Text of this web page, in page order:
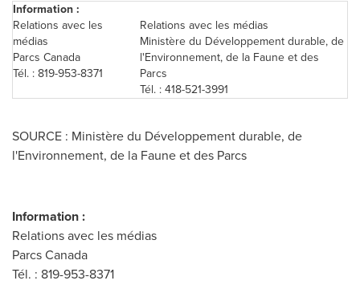
Information :
Relations avec les
médias
Parcs Canada
Tél. : 819-953-8371
Relations avec les médias
Ministère du Développement durable, de
l'Environnement, de la Faune et des
Parcs
Tél. : 418-521-3991
SOURCE : Ministère du Développement durable, de
l'Environnement, de la Faune et des Parcs
Information :
Relations avec les médias
Parcs Canada
Tél. : 819-953-8371